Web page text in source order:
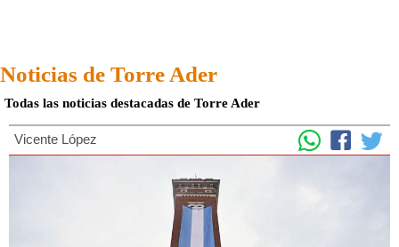
Noticias de Torre Ader
Todas las noticias destacadas de Torre Ader
Vicente López